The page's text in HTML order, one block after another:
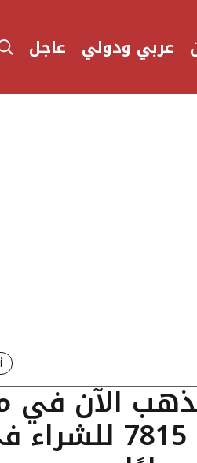
عربي ودولي عاجل
الآن في
عيار 24 يسجل 7815